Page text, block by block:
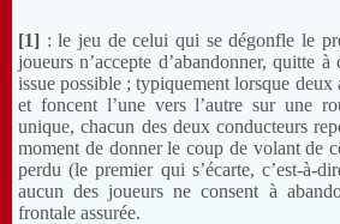
[1] : le jeu de celui qui se dégonfle le
joueurs n’accepte d’abandonner, quitte
issue possible ; typiquement lorsque deux
et foncent l’une vers l’autre sur une
unique, chacun des deux conducteurs
moment de donner le coup de volant de
perdu (le premier qui s’écarte, c’est-à-
aucun des joueurs ne consent à
frontale assurée.